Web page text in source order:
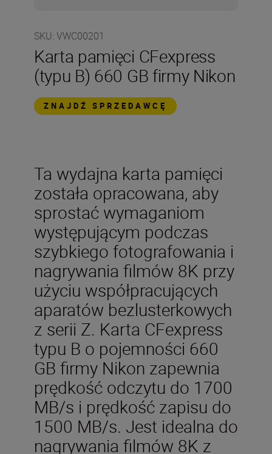
SKU: VWC00201
Karta pamięci CFexpress
(typu B) 660 GB firmy Nikon
ZNAJDŹ SPRZEDAWCĘ
Ta wydajna karta pamięci
została opracowana, aby
sprostać wymaganiom
występującym podczas
szybkiego fotografowania i
nagrywania filmów 8K przy
użyciu współpracujących
aparatów bezlusterkowych
z serii Z. Karta CFexpress
typu B o pojemności 660
GB firmy Nikon zapewnia
prędkość odczytu do 1700
MB/s i prędkość zapisu do
1500 MB/s. Jest idealna do
nagrywania filmów 8K z